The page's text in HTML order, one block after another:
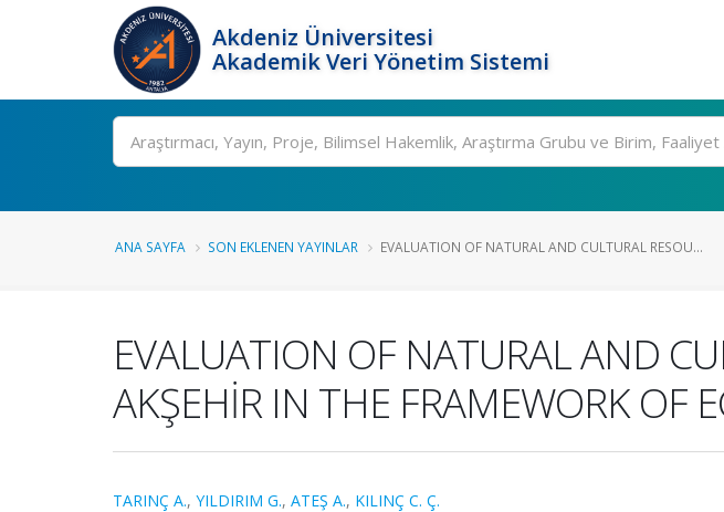
Akdeniz Üniversitesi
Akademik Veri Yönetim Sistemi
Ara
ANA SAYFA SON EKLENEN YAYINLAR EVALUATION OF NATURAL AND CULTURAL RESOU...
EVALUATION OF NATURAL AND
AKŞEHİR IN THE FRAMEWORK OF
TARINÇ A., YILDIRIM G., ATEŞ A., KILINÇ C. Ç.